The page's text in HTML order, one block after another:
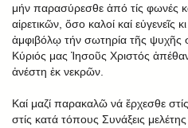
μήν παρασύρεσθε ἀπό τίς φωνές
αἱρετικῶν, ὅσο καλοί καί εὐγενεῖς κι
ἀμφιβόλῳ τήν σωτηρία τῆς ψυχῆς
Κύριός μας Ἰησοῦς Χριστός
ἀνέστη ἐκ νεκρῶν.
Καί μαζί παρακαλῶ νά ἔρχεσθε στίς
στίς κατά τόπους Συνάξεις